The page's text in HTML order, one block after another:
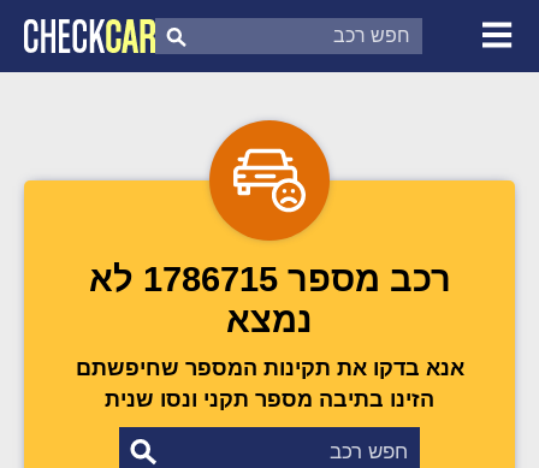
צ'ק קאר
דוח בדיקת רכב
רכב מספר 1786715 לא
נמצא
אנא בדקו את תקינות המספר שחיפשתם
הזינו בתיבה מספר תקני ונסו שנית